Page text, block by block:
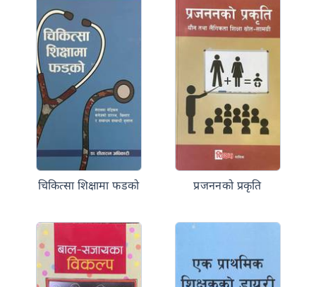
चिकित्सा शिक्षामा फडको प्रजननको प्रकृति